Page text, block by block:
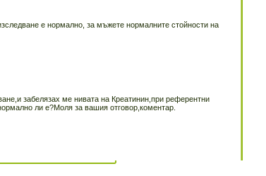
е нормално, за мъжете нормалните стойности на
забелязах ме нивата на Креатинин,при референтни
ли е?Моля за вашия отговор,коментар.